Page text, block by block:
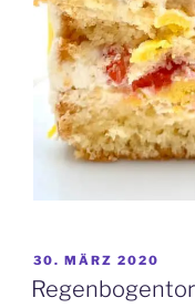
VERÖFFENTLICHT
AM
30. MÄRZ 2020